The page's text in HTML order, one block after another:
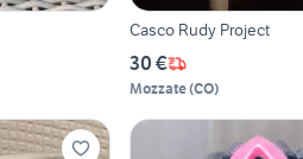
Casco Rudy Project
30 €
Mozzate(CO)